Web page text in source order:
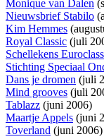
Monique van Dalen
Nieuwsbrief Stabilo
Kim Hemmes
Royal Classic (juli
Schellekens
Stichting Speciaal
Dans je dromen (juli
Mind grooves (juli
Tablazz (juni 2006)
Maartje Appels (juni
Toverland (juni 2006)